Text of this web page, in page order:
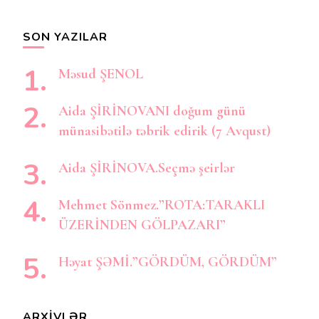
SON YAZILAR
Məsud ŞENOL
Aida ŞİRİNOVANI doğum günü
münasibətilə təbrik edirik (7 Avqust)
Aida ŞİRİNOVA.Seçmə şeirlər
Mehmet Sönmez.”ROTA:TARAKLI
ÜZERİNDEN GÖLPAZARI”
Həyat ŞƏMİ.”GÖRDÜM, GÖRDÜM”